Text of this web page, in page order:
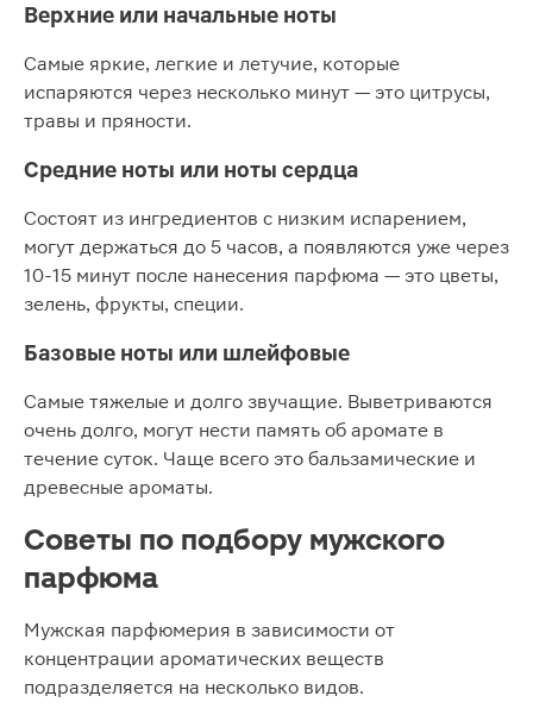
Верхние или начальные ноты
Самые яркие, легкие и летучие, которые
испаряются через несколько минут — это цитрусы,
травы и пряности.
Средние ноты или ноты сердца
Состоят из ингредиентов с низким испарением,
могут держаться до 5 часов, а появляются уже через
10-15 минут после нанесения парфюма — это цветы,
зелень, фрукты, специи.
Базовые ноты или шлейфовые
Самые тяжелые и долго звучащие. Выветриваются
очень долго, могут нести память об аромате в
течение суток. Чаще всего это бальзамические и
древесные ароматы.
Советы по подбору мужского
парфюма
Мужская парфюмерия в зависимости от
концентрации ароматических веществ
подразделяется на несколько видов.